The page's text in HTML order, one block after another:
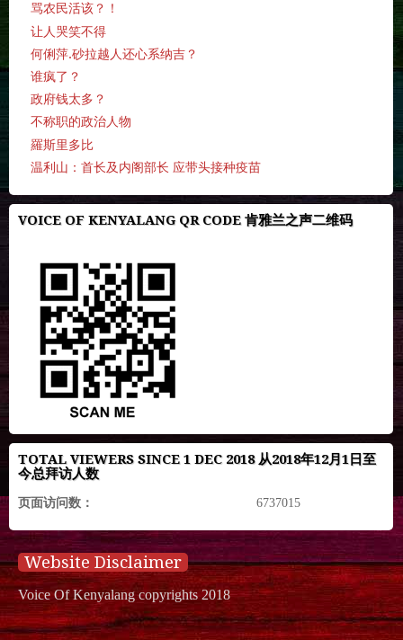
骂农民活该？！
让人哭笑不得
何俐萍.砂拉越人还心系纳吉？
谁疯了？
政府钱太多？
不称职的政治人物
羅斯里多比
温利山：首长及内阁部长 应带头接种疫苗
VOICE OF KENYALANG QR CODE 肯雅兰之声二维码
TOTAL VIEWERS SINCE 1 DEC 2018 从2018年12月1日至
今总拜访人数
页面访问数： 6737015
Website Disclaimer
Voice Of Kenyalang copyrights 2018